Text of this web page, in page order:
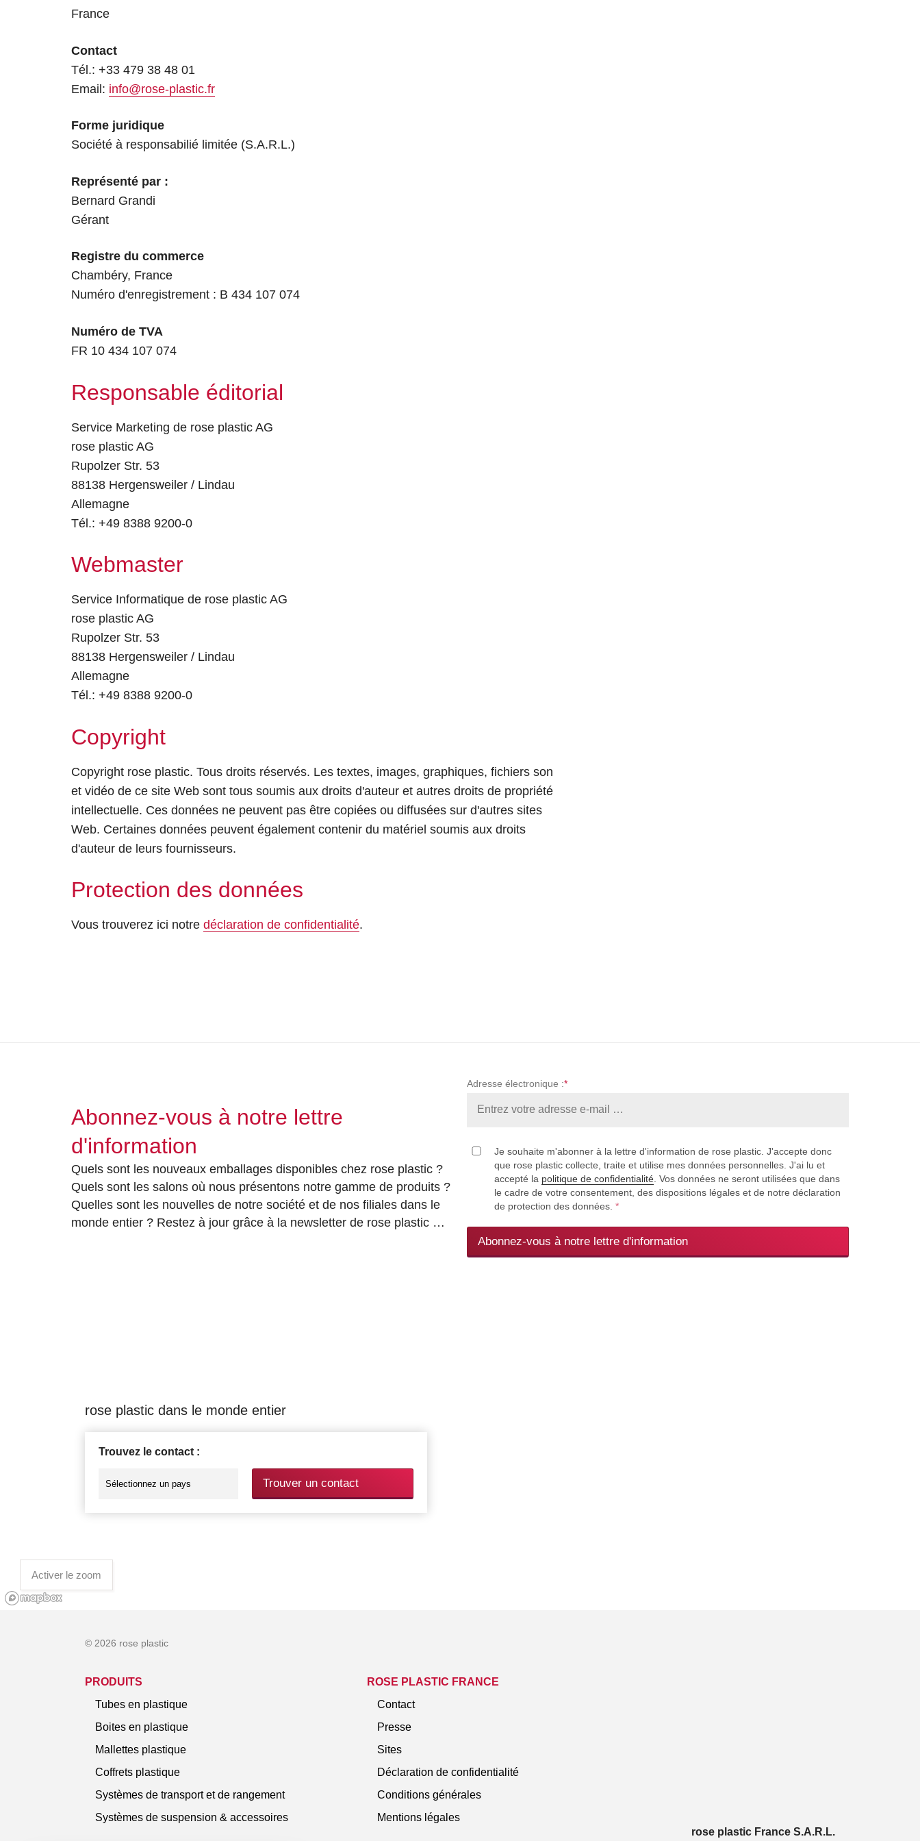
France
Contact
Tél.: +33 479 38 48 01
Email: info@rose-plastic.fr
Forme juridique
Société à responsabilié limitée (S.A.R.L.)
Représenté par :
Bernard Grandi
Gérant
Registre du commerce
Chambéry, France
Numéro d'enregistrement : B 434 107 074
Numéro de TVA
FR 10 434 107 074
Responsable éditorial
Service Marketing de rose plastic AG
rose plastic AG
Rupolzer Str. 53
88138 Hergensweiler / Lindau
Allemagne
Tél.: +49 8388 9200-0
Webmaster
Service Informatique de rose plastic AG
rose plastic AG
Rupolzer Str. 53
88138 Hergensweiler / Lindau
Allemagne
Tél.: +49 8388 9200-0
Copyright
Copyright rose plastic. Tous droits réservés. Les textes, images, graphiques, fichiers son
et vidéo de ce site Web sont tous soumis aux droits d'auteur et autres droits de propriété
intellectuelle. Ces données ne peuvent pas être copiées ou diffusées sur d'autres sites
Web. Certaines données peuvent également contenir du matériel soumis aux droits
d'auteur de leurs fournisseurs.
Protection des données
Vous trouverez ici notre déclaration de confidentialité.
Abonnez-vous à notre lettre
d'information
Quels sont les nouveaux emballages disponibles chez rose plastic ?
Quels sont les salons où nous présentons notre gamme de produits ?
Quelles sont les nouvelles de notre société et de nos filiales dans le
monde entier ? Restez à jour grâce à la newsletter de rose plastic …
Adresse électronique :*
Je souhaite m'abonner à la lettre d'information de rose plastic. J'accepte donc
que rose plastic collecte, traite et utilise mes données personnelles. J'ai lu et
accepté la politique de confidentialité . Vos données ne seront utilisées que dans
le cadre de votre consentement, des dispositions légales et de notre déclaration
de protection des données. *
Abonnez-vous à notre lettre d'information
rose plastic dans le monde entier
Trouvez le contact :
Trouver un contact
Activer le zoom
rose plastic France S.A.R.L.
© 2026 rose plastic
PRODUITS
Tubes en plastique
Boites en plastique
Mallettes plastique
Coffrets plastique
Systèmes de transport et de rangement
Systèmes de suspension & accessoires
ROSE PLASTIC FRANCE
Contact
Presse
Sites
Déclaration de confidentialité
Conditions générales
Mentions légales